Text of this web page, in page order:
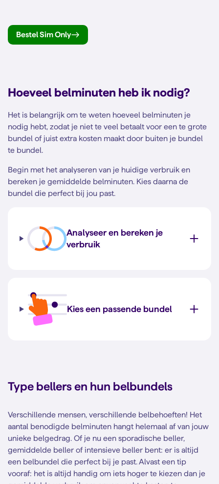
Bestel Sim Only
Hoeveel belminuten heb ik nodig?
Het is belangrijk om te weten hoeveel belminuten je
nodig hebt, zodat je niet te veel betaalt voor een te grote
bundel of juist extra kosten maakt door buiten je bundel
te bundel.
Begin met het analyseren van je huidige verbruik en
bereken je gemiddelde belminuten. Kies daarna de
bundel die perfect bij jou past.
Analyseer en bereken je
verbruik
Kies een passende bundel
Type bellers en hun belbundels
Verschillende mensen, verschillende belbehoeften! Het
aantal benodigde belminuten hangt helemaal af van jouw
unieke belgedrag. Of je nu een sporadische beller,
gemiddelde beller of intensieve beller bent: er is altijd
een belbundel die perfect bij je past. Alvast een tip
vooraf: het is altijd handig om iets hoger te kiezen dan je